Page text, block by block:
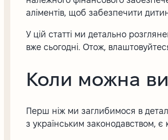
аліментів, щоб забезпечити
У цій статті ми детально
вже сьогодні. Отож,
Коли можна
Перш ніж ми заглибимося в
з українським законодавством, є